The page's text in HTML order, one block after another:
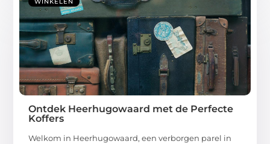
WINKELEN
Ontdek Heerhugowaard met de Perfecte
Koffers
Welkom in Heerhugowaard, een verborgen parel in